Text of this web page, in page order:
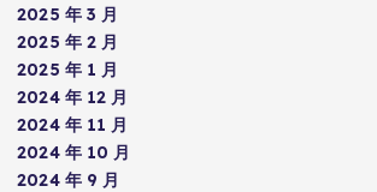
2025 年 3 月
2025 年 2 月
2025 年 1 月
2024 年 12 月
2024 年 11 月
2024 年 10 月
2024 年 9 月